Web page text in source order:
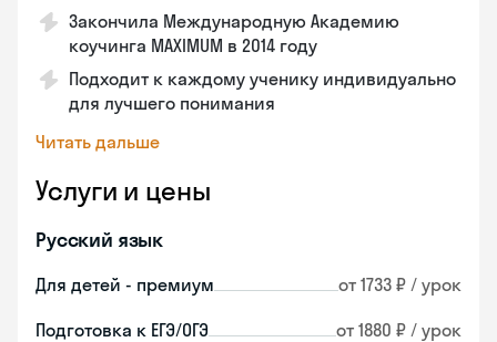
Закончила Международную Академию
коучинга MAXIMUM в 2014 году
Подходит к каждому ученику индивидуально
для лучшего понимания
Читать дальше
Услуги и цены
Русский язык
Для детей - премиум от 1733 ₽ / урок
Подготовка к ЕГЭ/ОГЭ от 1880 ₽ / урок